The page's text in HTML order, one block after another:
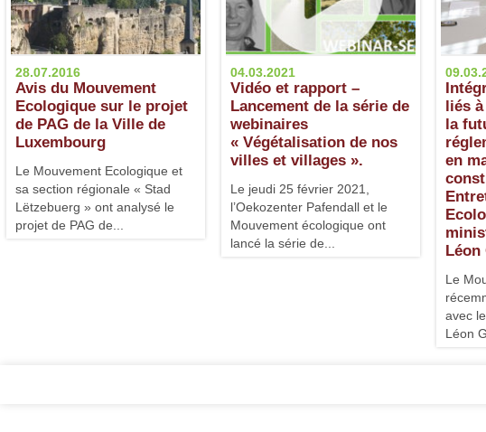
28.07.2016
Avis du Mouvement
Ecologique sur le projet
de PAG de la Ville de
Luxembourg
Le Mouvement Ecologique et
sa section régionale « Stad
Lëtzebuerg » ont analysé le
projet de PAG de...
04.03.2021
Vidéo et rapport –
Lancement de la série de
webinaires
« Végétalisation de nos
villes et villages ».
Le jeudi 25 février 2021,
l’Oekozenter Pafendall et le
Mouvement écologique ont
lancé la série de...
liés
la
en
Léon
Le
avec
Léon